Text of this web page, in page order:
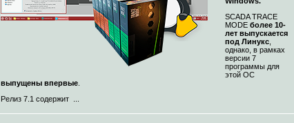
SCADA TRACE
MODE более 10-
лет выпускается
под Линукс
однако, в рамках
версии 7
программы для
этой ОС
выпущены впервые
Релиз 7.1 содержит ...